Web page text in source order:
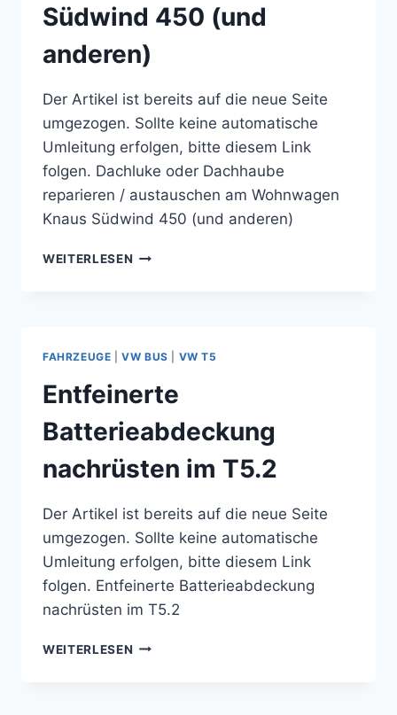
Südwind 450 (und
anderen)
Der Artikel ist bereits auf die neue Seite
umgezogen. Sollte keine automatische
Umleitung erfolgen, bitte diesem Link
folgen. Dachluke oder Dachhaube
reparieren / austauschen am Wohnwagen
Knaus Südwind 450 (und anderen)
WEITERLESEN DACHLUKE
AUSTAUSCHEN
WOHNWAGEN
KNAUS
SÜDWIND
450
(UND
ANDEREN)
FAHRZEUGE |VW BUS VW T5
Entfeinerte
Batterieabdeckung
nachrüsten im T5.2
Der Artikel ist bereits auf die neue Seite
umgezogen. Sollte keine automatische
Umleitung erfolgen, bitte diesem Link
folgen. Entfeinerte Batterieabdeckung
nachrüsten im T5.2
WEITERLESEN ENTFEINERTE